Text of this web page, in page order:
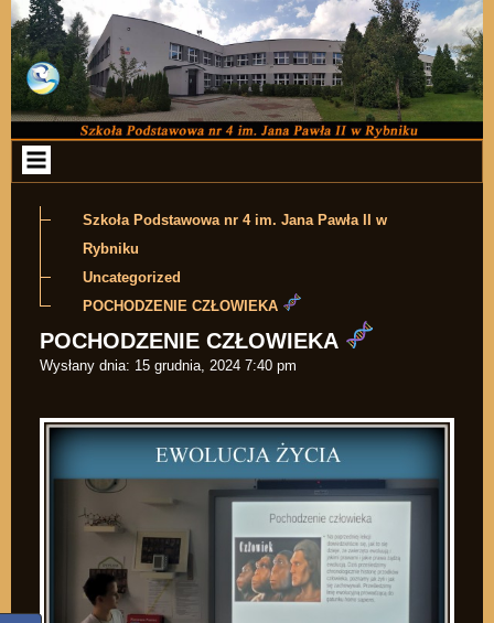
Przejdź do zawartości
Szkoła Podstawowa nr 4 im. Jana Pawła II w
Rybniku
Uncategorized
POCHODZENIE CZŁOWIEKA
POCHODZENIE CZŁOWIEKA
Wysłany dnia: 15 grudnia, 2024 7:40 pm